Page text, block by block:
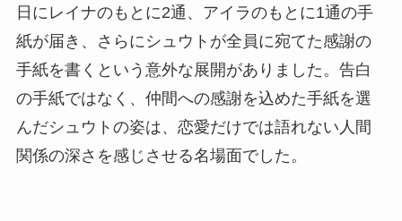
日にレイナのもとに2通、アイラのもとに1通の手
紙が届き、さらにシュウトが全員に宛てた感謝の
手紙を書くという意外な展開がありました。告白
の手紙ではなく、仲間への感謝を込めた手紙を選
んだシュウトの姿は、恋愛だけでは語れない人間
関係の深さを感じさせる名場面でした。